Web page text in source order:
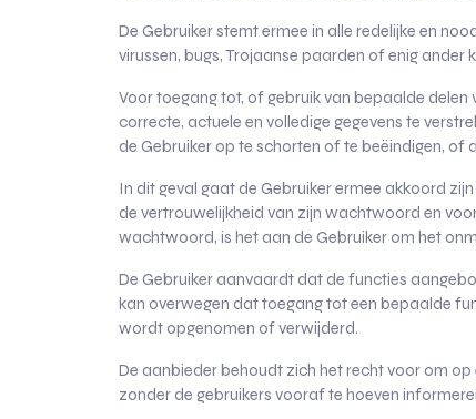
De Gebruiker stemt ermee in alle redelijke en
virussen, bugs, Trojaanse paarden of enig
Voor toegang tot, of gebruik van bepaalde
correcte, actuele en volledige gegevens te
de Gebruiker op te schorten of te beëindigen, of
In dit geval gaat de Gebruiker ermee akkoord
de vertrouwelijkheid van zijn wachtwoord en
wachtwoord, is het aan de Gebruiker om het
De Gebruiker aanvaardt dat de functies
kan overwegen dat toegang tot een bepaalde
wordt opgenomen of verwijderd.
De aanbieder behoudt zich het recht voor om
zonder de gebruikers vooraf te hoeven